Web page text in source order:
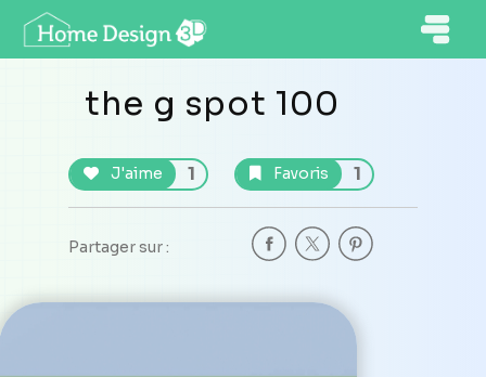
the g spot 100
J'aime 1 Favoris 1
Partager sur :